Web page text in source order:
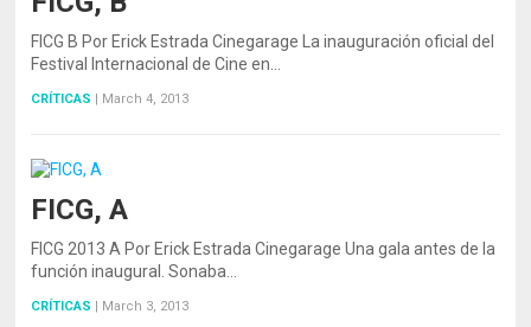
FICG B Por Erick Estrada Cinegarage La inauguración oficial del
Festival Internacional de Cine en…
CRÍTICAS | March 4, 2013
FICG, A
FICG 2013 A Por Erick Estrada Cinegarage Una gala antes de la
función inaugural. Sonaba…
CRÍTICAS | March 3, 2013